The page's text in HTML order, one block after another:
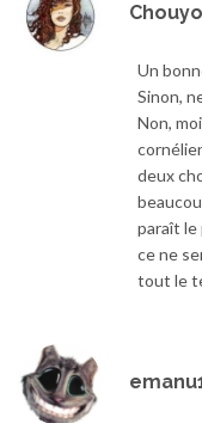
Chouyo
Un
Sinon,
Non,
deux
paraît le
ce ne
tout le